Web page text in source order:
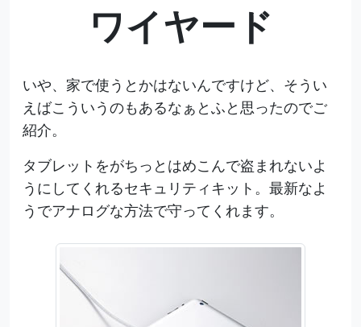
ワイヤード
いや、家で使うとかはないんですけど、そうい
えばこういうのもあるなぁとふと思ったのでご
紹介。
タブレットをがちっとはめこんで盗まれないよ
うにしてくれるセキュリティキット。最新なよ
うでアナログな方法で守ってくれます。